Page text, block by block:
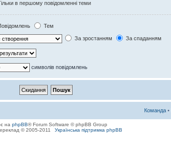
в першому повідомленні теми
Тем
За зростанням За спаданням
символів повідомлень
Команда •
на phpBB® Forum Software © phpBB Group
© 2005-2011
Українська підтримка phpBB